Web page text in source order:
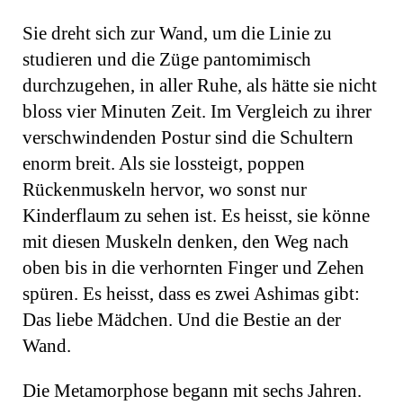
Sie dreht sich zur Wand, um die Linie zu
studieren und die Züge pantomimisch
durchzugehen, in aller Ruhe, als hätte sie nicht
bloss vier Minuten Zeit. Im Vergleich zu ihrer
verschwindenden Postur sind die Schultern
enorm breit. Als sie lossteigt, poppen
Rückenmuskeln hervor, wo sonst nur
Kinderflaum zu sehen ist. Es heisst, sie könne
mit diesen Muskeln denken, den Weg nach
oben bis in die verhornten Finger und Zehen
spüren. Es heisst, dass es zwei Ashimas gibt:
Das liebe Mädchen. Und die Bestie an der
Wand.
Die Metamorphose begann mit sechs Jahren.